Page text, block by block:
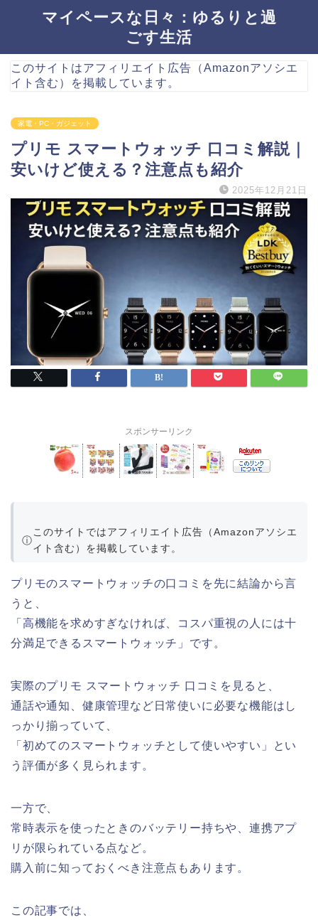
マイペースな日々：ゆるりと過
ごす生活
このサイトはアフィリエイト広告（Amazonアソシエ
イト含む）を掲載しています。
家電・PC・ガジェット
プリモ スマートウォッチ 口コミ解説｜
安いけど使える？注意点も紹介
2025年12月21日
スポンサーリンク
ⓘ
このサイトではアフィリエイト広告（Amazonアソシエ
イト含む）を掲載しています。
プリモのスマートウォッチの口コミを先に結論から言
うと、
「高機能を求めすぎなければ、コスパ重視の人には十
分満足できるスマートウォッチ」です。
実際のプリモ スマートウォッチ 口コミを見ると、
通話や通知、健康管理など日常使いに必要な機能はし
っかり揃っていて、
「初めてのスマートウォッチとして使いやすい」とい
う評価が多く見られます。
一方で、
常時表示を使ったときのバッテリー持ちや、連携アプ
リが限られている点など。
購入前に知っておくべき注意点もあります。
この記事では、